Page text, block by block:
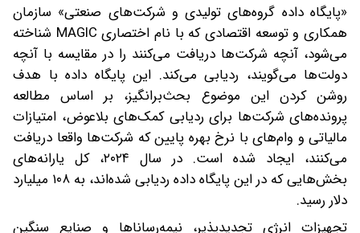
«پایگاه داده گروه‌های تولیدی و شرکت‌های صنعتی» سازمان
همکاری و توسعه اقتصادی که با نام اختصاری MAGIC شناخته
می‌شود، آنچه شرکت‌ها دریافت می‌کنند را در مقایسه با آنچه
دولت‌ها می‌گویند، ردیابی می‌کند. این پایگاه داده با هدف
روشن کردن این موضوع بحث‌برانگیز، بر اساس مطالعه
پرونده‌های شرکت‌ها برای ردیابی کمک‌های بلاعوض، امتیازات
مالیاتی و وام‌های با نرخ بهره پایین که شرکت‌ها واقعا دریافت
می‌کنند، ایجاد شده است. در سال ۲۰۲۴، کل یارانه‌های
بخش‌هایی که در این پایگاه داده ردیابی شده‌اند، به ۱۰۸ میلیارد
دلار رسید.
تجهیزات انرژی تجدیدپذیر، نیمه‌رساناها و صنایع سنگین